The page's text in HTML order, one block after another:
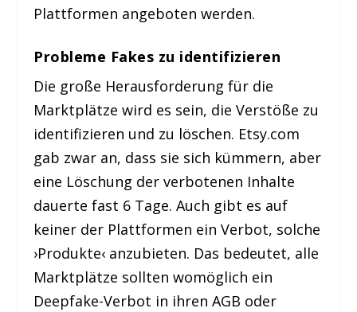
Plattformen angeboten werden.
Probleme Fakes zu identifizieren
Die große Herausforderung für die
Marktplätze wird es sein, die Verstöße zu
identifizieren und zu löschen. Etsy.com
gab zwar an, dass sie sich kümmern, aber
eine Löschung der verbotenen Inhalte
dauerte fast 6 Tage. Auch gibt es auf
keiner der Plattformen ein Verbot, solche
›Produkte‹ anzubieten. Das bedeutet, alle
Marktplätze sollten womöglich ein
Deepfake-Verbot in ihren AGB oder